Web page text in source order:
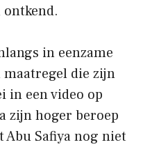
ontkend.
in eenzame
die zijn
in een video op
zijn hoger beroep
Abu Safiya nog niet